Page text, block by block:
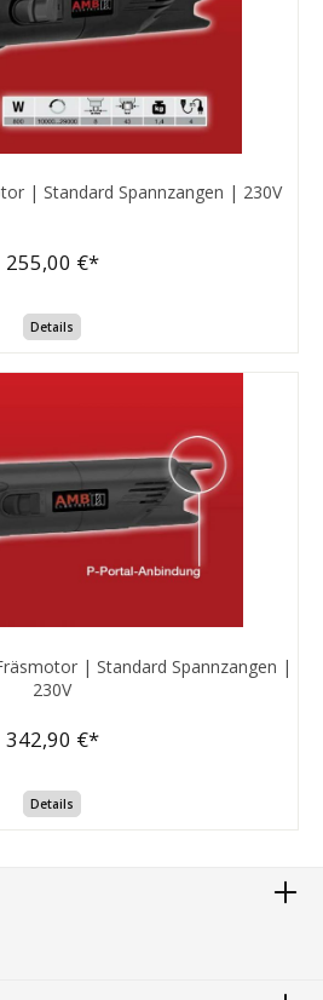
| Standard Spannzangen | 230V
255,00 €*
Details
230V
342,90 €*
Details